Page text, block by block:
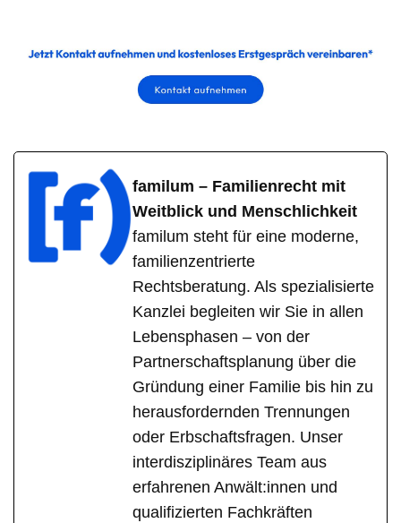
familum – Familienrecht mit
Weitblick und Menschlichkeit
familum steht für eine moderne,
familienzentrierte
Rechtsberatung. Als spezialisierte
Kanzlei begleiten wir Sie in allen
Lebensphasen – von der
Partnerschaftsplanung über die
Gründung einer Familie bis hin zu
herausfordernden Trennungen
oder Erbschaftsfragen. Unser
interdisziplinäres Team aus
erfahrenen Anwält:innen und
qualifizierten Fachkräften